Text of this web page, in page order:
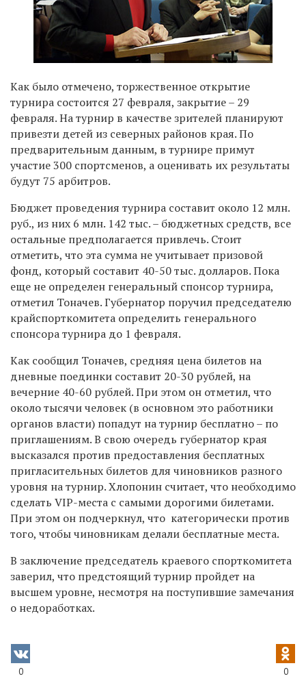
Как было отмечено, торжественное открытие
турнира состоится 27 февраля, закрытие – 29
февраля. На турнир в качестве зрителей планируют
привезти детей из северных районов края. По
предварительным данным, в турнире примут
участие 300 спортсменов, а оценивать их результаты
будут 75 арбитров.
Бюджет проведения турнира составит около 12 млн.
руб., из них 6 млн. 142 тыс. – бюджетных средств, все
остальные предполагается привлечь. Стоит
отметить, что эта сумма не учитывает призовой
фонд, который составит 40-50 тыс. долларов. Пока
еще не определен генеральный спонсор турнира,
отметил Тоначев. Губернатор поручил председателю
крайспорткомитета определить генерального
спонсора турнира до 1 февраля.
Как сообщил Тоначев, средняя цена билетов на
дневные поединки составит 20-30 рублей, на
вечерние 40-60 рублей. При этом он отметил, что
около тысячи человек (в основном это работники
органов власти) попадут на турнир бесплатно – по
приглашениям. В свою очередь губернатор края
высказался против предоставления бесплатных
пригласительных билетов для чиновников разного
уровня на турнир. Хлопонин считает, что необходимо
сделать VIP-места с самыми дорогими билетами.
При этом он подчеркнул, что категорически против
того, чтобы чиновникам делали бесплатные места.
В заключение председатель краевого спорткомитета
заверил, что предстоящий турнир пройдет на
высшем уровне, несмотря на поступившие замечания
о недоработках.
0 0